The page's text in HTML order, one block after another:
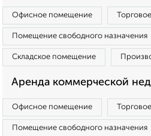
Офисное помещение
Помещение свободного назначения
Складское помещение
Аренда коммерческой
Офисное помещение
Помещение свободного назначения